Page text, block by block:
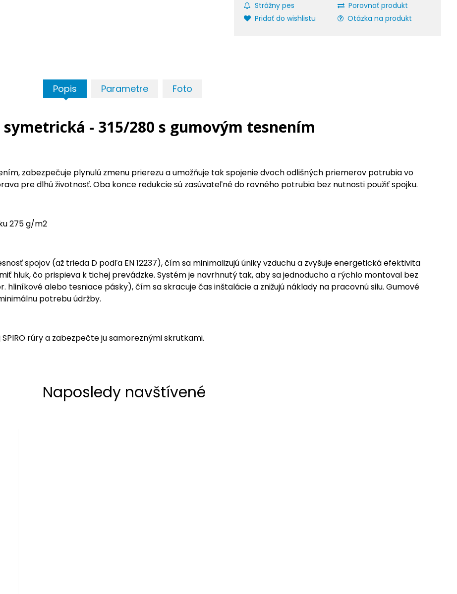
Strážny pes
Porovnať produkt
Pridať do wishlistu
Otázka na produkt
Popis Parametre Foto
symetrická - 315/280 s gumovým tesnením
zabezpečuje plynulú zmenu prierezu a umožňuje tak spojenie dvoch odlišných priemerov potrubia vo
pre dlhú životnosť. Oba konce redukcie sú zasúvateľné do rovného potrubia bez nutnosti použiť spojku.
275 g/m2
spojov (až trieda D podľa EN 12237), čím sa minimalizujú úniky vzduchu a zvyšuje energetická efektivita
hluk, čo prispieva k tichej prevádzke. Systém je navrhnutý tak, aby sa jednoducho a rýchlo montoval bez
alebo tesniace pásky), čím sa skracuje čas inštalácie a znižujú náklady na pracovnú silu. Gumové
potrebu údržby.
rúry a zabezpečte ju samoreznými skrutkami.
Naposledy navštívené